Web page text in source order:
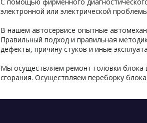
электронной или электрической
В нашем автосервисе опытные
Правильный подход и правильная
дефекты, причину стуков и иные
Мы осуществляем ремонт головки блока
сгорания. Осуществляем переборку